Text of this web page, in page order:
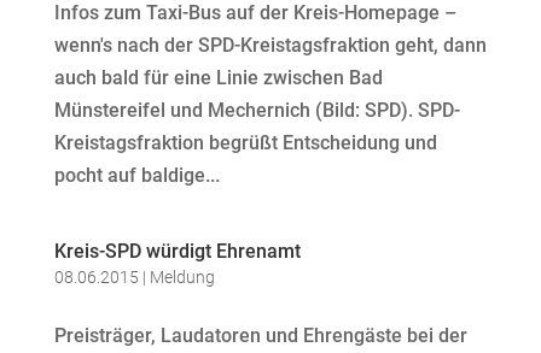
Infos zum Taxi-Bus auf der Kreis-Homepage –
wenn's nach der SPD-Kreistagsfraktion geht, dann
auch bald für eine Linie zwischen Bad
Münstereifel und Mechernich (Bild: SPD). SPD-
Kreistagsfraktion begrüßt Entscheidung und
pocht auf baldige...
Kreis-SPD würdigt Ehrenamt
08.06.2015 | Meldung
Preisträger, Laudatoren und Ehrengäste bei der